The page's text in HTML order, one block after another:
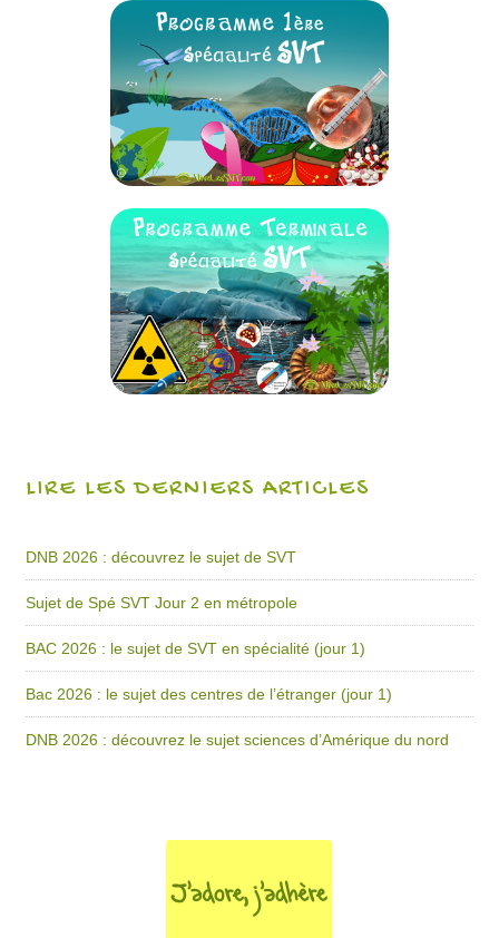
LIRE LES DERNIERS ARTICLES
DNB 2026 : découvrez le sujet de SVT
Sujet de Spé SVT Jour 2 en métropole
BAC 2026 : le sujet de SVT en spécialité (jour 1)
Bac 2026 : le sujet des centres de l’étranger (jour 1)
DNB 2026 : découvrez le sujet sciences d’Amérique du nord